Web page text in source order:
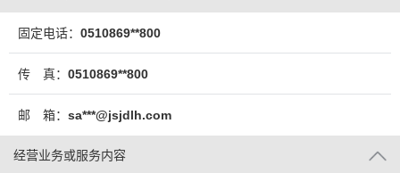
固定电话： 0510869**800
传 真： 0510869**800
邮 箱： sa***@jsjdlh.com
经营业务或服务内容